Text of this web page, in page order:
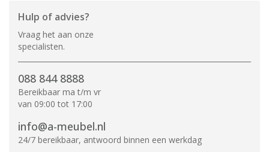
Hulp of advies?
Vraag het aan onze
specialisten.
088 844 8888
Bereikbaar ma t/m vr
van 09:00 tot 17:00
info@a-meubel.nl
24/7 bereikbaar, antwoord binnen een werkdag